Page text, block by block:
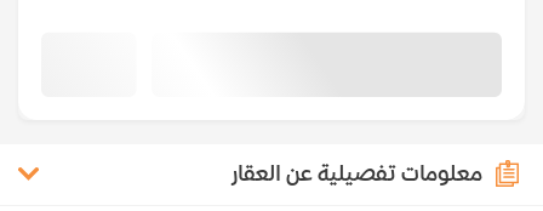
معلومات تفصيلية عن العقار